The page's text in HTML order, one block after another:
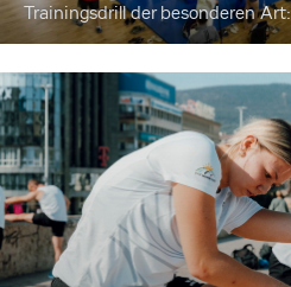
Trainingsdrill der besonderen